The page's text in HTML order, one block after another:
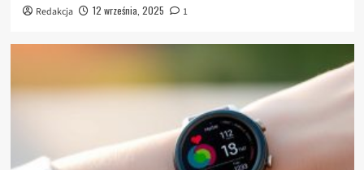
Redakcja 12 września, 2025 1